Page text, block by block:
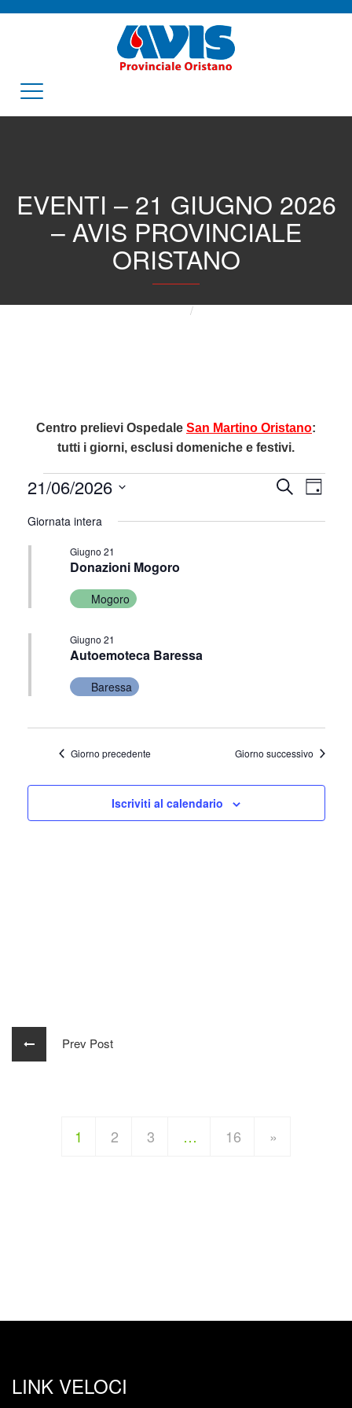
EVENTI – 21 GIUGNO 2026
– AVIS PROVINCIALE
ORISTANO
Centro prelievi Ospedale San Martino Oristano:
tutti i giorni, esclusi domeniche e festivi.
Eventi
for
21
Giugno
2026
Eventi
CercaGiorno
21/06/2026
la
Giornata intera
Donazioni Mogoro
Giugno 21
Mogoro
Autoemoteca Baressa
Giugno 21
Baressa
Giorno precedente Giorno successivo
Iscriviti al calendario
Prev Post
1 2 3 … 16 »
LINK VELOCI